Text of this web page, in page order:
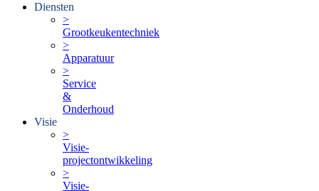
Diensten
>
Grootkeukentechniek
>
Apparatuur
>
Service
&
Onderhoud
Visie
>
Visie-
projectontwikkeling
>
Visie-